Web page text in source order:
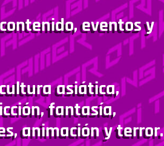
eventos y
asiática,
fantasía,
animación y terror.